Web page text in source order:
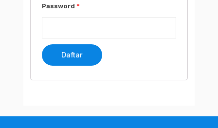
Password *